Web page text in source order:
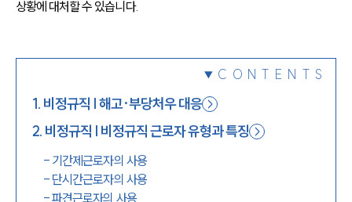
상황에 대처할 수 있습니다.
CONTENTS
1. 비정규직 | 해고·부당처우 대응
2. 비정규직 | 비정규직 근로자 유형과 특징
- 기간제근로자의 사용
- 단시간근로자의 사용
-파견근로자의 사용